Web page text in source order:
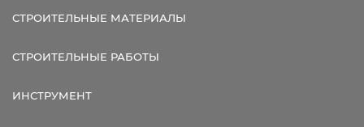
СТРОИТЕЛЬНЫЕ МАТЕРИАЛЫ
СТРОИТЕЛЬНЫЕ РАБОТЫ
ИНСТРУМЕНТ